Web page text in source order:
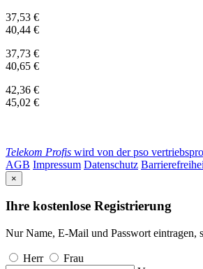
37,53 €
40,44 €
37,73 €
40,65 €
42,36 €
45,02 €
Telekom Profis wird von der pso
AGB Impressum Datenschutz
×
Ihre kostenlose Registrierung
Nur Name, E-Mail und Passwort eintragen,
Herr
Frau